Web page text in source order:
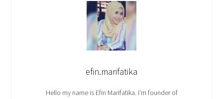
efin.marifatika
Hello my name is Efin Marifatika. I’m founder of